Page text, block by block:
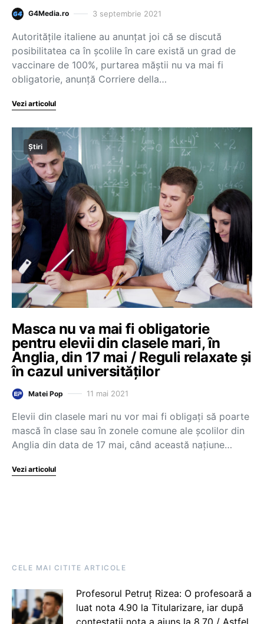
G4Media.ro 3 septembrie 2021
Autoritățile italiene au anunțat joi că se discută
posibilitatea ca în școlile în care există un grad de
vaccinare de 100%, purtarea măștii nu va mai fi
obligatorie, anunță Corriere della…
Vezi articolul
Știri
Masca nu va mai fi obligatorie
pentru elevii din clasele mari, în
Anglia, din 17 mai / Reguli relaxate și
în cazul universităților
Matei Pop 11 mai 2021
Elevii din clasele mari nu vor mai fi obligați să poarte
mască în clase sau în zonele comune ale școlilor din
Anglia din data de 17 mai, când această națiune…
Vezi articolul
CELE MAI CITITE ARTICOLE
Profesorul Petruț Rizea: O profesoară a
luat nota 4.90 la Titularizare, iar după
contestații nota a ajuns la 8.70 / Astfel